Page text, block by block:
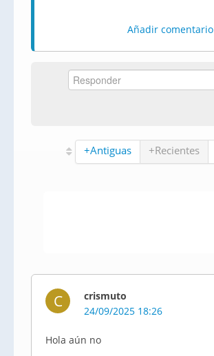
Añadir comentario
+Antiguas +Recientes
C
crismuto
24/09/2025 18:26
Hola aún no